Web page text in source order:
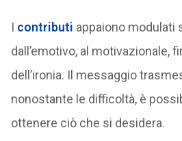
I contributi appaiono modulati
dall’emotivo, al motivazionale,
dell’ironia. Il messaggio
nonostante le difficoltà, è
ottenere ciò che si desidera.